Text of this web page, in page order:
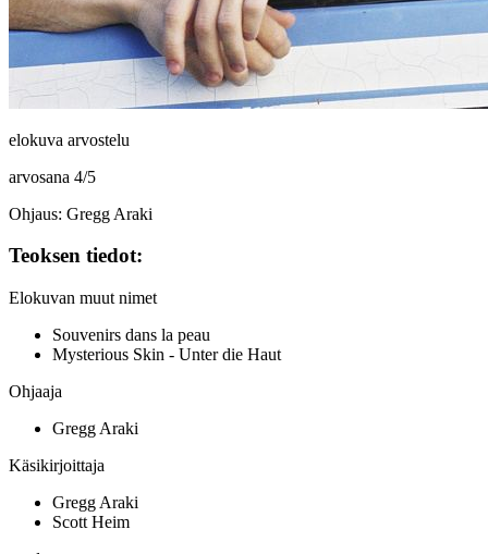
elokuva arvostelu
arvosana 4/5
Ohjaus: Gregg Araki
Teoksen tiedot:
Elokuvan muut nimet
Souvenirs dans la peau
Mysterious Skin - Unter die Haut
Ohjaaja
Gregg Araki
Käsikirjoittaja
Gregg Araki
Scott Heim